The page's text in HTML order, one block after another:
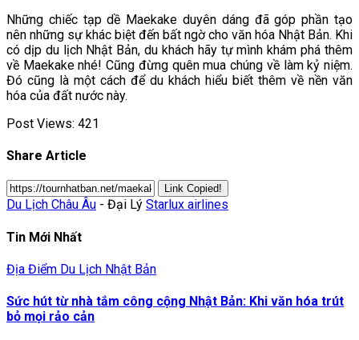
Những chiếc tạp dề Maekake duyên dáng đã góp phần tạo
nên những sự khác biệt đến bất ngờ cho văn hóa Nhật Bản. Khi
có dịp du lịch Nhật Bản, du khách hãy tự mình khám phá thêm
về Maekake nhé! Cũng đừng quên mua chúng về làm kỷ niệm.
Đó cũng là một cách để du khách hiểu biết thêm về nền văn
hóa của đất nước này.
Post Views: 421
Share Article
Link Copied!
Du Lịch Châu Âu - Đại Lý Starlux airlines
Tin Mới Nhất
Địa Điểm Du Lịch Nhật Bản
Sức hút từ nhà tắm công cộng Nhật Bản: Khi văn hóa trút
bỏ mọi rảo cản